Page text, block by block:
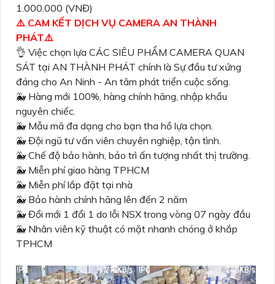
1.000.000 (VNĐ)
⚠️ CAM KẾT DỊCH VỤ CAMERA AN THÀNH
PHÁT⚠️
👌 Việc chọn lựa CÁC SIÊU PHẨM CAMERA QUAN
SÁT tại AN THÀNH PHÁT chính là Sự đầu tư xứng
đáng cho An Ninh - An tâm phát triển cuộc sống.
🐳 Hàng mới 100%, hàng chính hãng, nhập khẩu
nguyên chiếc.
🐳 Mẫu mã đa dạng cho bạn tha hồ lựa chọn.
🐳 Đội ngũ tư vấn viên chuyên nghiệp, tận tình.
🐳 Chế độ bảo hành, bảo trì ấn tượng nhất thị trường.
🐳 Miễn phí giao hàng TPHCM
🐳 Miễn phí lắp đặt tại nhà
🐳 Bảo hành chính hãng lên đến 2 năm
🐳 Đổi mới 1 đổi 1 do lỗi NSX trong vòng 07 ngày đầu
🐳 Nhân viên kỹ thuật có mặt nhanh chóng ở khắp
TPHCM